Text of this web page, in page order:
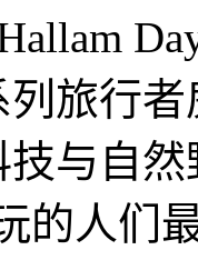
旅行
与自
的人们